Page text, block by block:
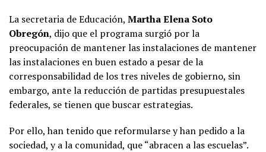
La secretaria de Educación, Martha Elena Soto
Obregón, dijo que el programa surgió por la
preocupación de mantener las instalaciones de mantener
las instalaciones en buen estado a pesar de la
corresponsabilidad de los tres niveles de gobierno, sin
embargo, ante la reducción de partidas presupuestales
federales, se tienen que buscar estrategias.
Por ello, han tenido que reformularse y han pedido a la
sociedad, y a la comunidad, que “abracen a las escuelas”.